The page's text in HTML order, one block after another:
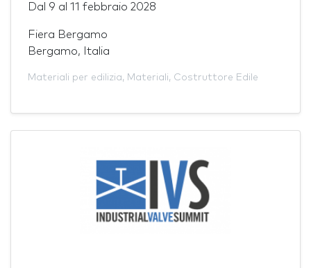
Dal 9 al 11 febbraio 2028
Fiera Bergamo
Bergamo, Italia
Materiali per edilizia, Materiali, Costruttore Edile